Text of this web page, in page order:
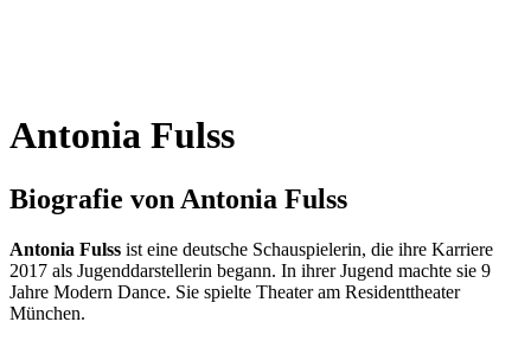
Antonia Fulss
Biografie von Antonia Fulss
Antonia Fulss ist eine deutsche Schauspielerin, die ihre Karriere
2017 als Jugenddarstellerin begann. In ihrer Jugend machte sie 9
Jahre Modern Dance. Sie spielte Theater am Residenttheater
München.